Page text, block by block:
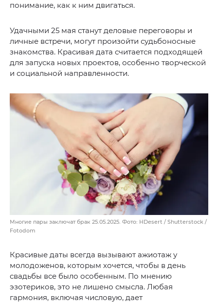
понимание, как к ним двигаться.
Удачными 25 мая станут деловые переговоры и
личные встречи, могут произойти судьбоносные
знакомства. Красивая дата считается подходящей
для запуска новых проектов, особенно творческой
и социальной направленности.
Многие пары заключат брак 25.05.2025. Фото: HDesert / Shutterstock /
Fotodom
Красивые даты всегда вызывают ажиотаж у
молодоженов, которым хочется, чтобы в день
свадьбы все было особенным. По мнению
эзотериков, это не лишено смысла. Любая
гармония, включая числовую, дает